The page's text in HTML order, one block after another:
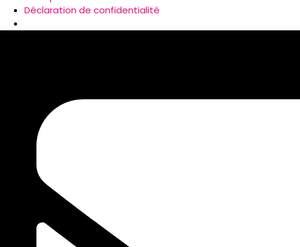
Déclaration de confidentialité